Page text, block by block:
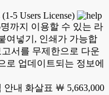
5 Users License)
까지 이용할 수 있는 라
여넣기, 인쇄가 가능합
서를 무제한으로 다운
로 업데이트되는 정보에
￦ 5,663,000